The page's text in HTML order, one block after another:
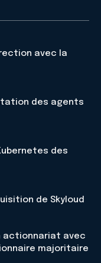
avec la
des agents
des
de Skyloud
actionnariat avec
majoritaire